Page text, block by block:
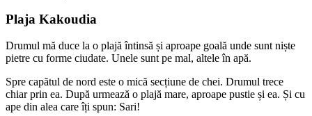
Plaja Kakoudia
Drumul mă duce la o plajă întinsă și aproape goală unde sunt niște
pietre cu forme ciudate. Unele sunt pe mal, altele în apă.
Spre capătul de nord este o mică secțiune de chei. Drumul trece
chiar prin ea. După urmează o plajă mare, aproape pustie și ea. Și cu
ape din alea care îți spun: Sari!